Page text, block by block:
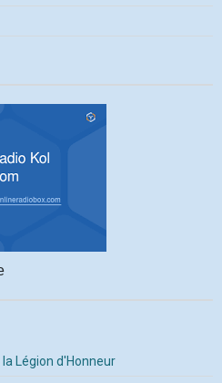
Légion d'Honneur